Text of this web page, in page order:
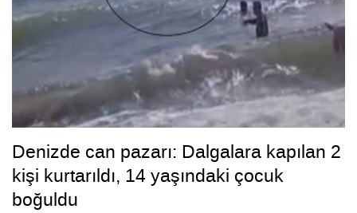
Denizde can pazarı: Dalgalara kapılan 2
kişi kurtarıldı, 14 yaşındaki çocuk
boğuldu